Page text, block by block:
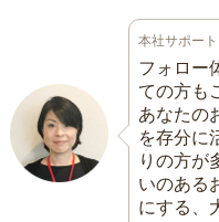
本社サポー
フォロー
ての方も
あなたの
を存分に
りの方が
いのある
にする、